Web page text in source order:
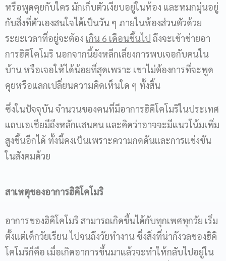
หรือพูดคุยกับใคร มักเก็บตัวเงียบอยู่ในห้อง และหมกมุ่นอยู่
กับสิ่งที่ตัวเองสนใจได้เป็นวัน ๆ ภายในห้องส่วนตัวด้วย
ระยะเวลาที่อยู่จะต้อง เกิน 6 เดือนขึ้นไป ถึงจะเข้าข่ายอา
การฮิคิโคโมริ นอกจากนี้ยังหลีกเลี่ยงการพบเจอกับคนใน
บ้าน หรือเจอให้ได้น้อยที่สุดเพราะ เขาไม่ต้องการที่จะพูด
คุยหรือแลกเปลี่ยนความคิดเห็นใด ๆ ทั้งสิ้น
ซึ่งในปัจจุบัน จำนวนของคนที่มีอาการฮิคิโคโมริในประเทศ
แถบเอเชียมีถึงหลักแสนคน และคิดว่าอาจจะมีแนวโน้มเพิ่ม
สูงขึ้นอีกได้ ทั้งนี้คงเป็นเพราะความกดดันและการแข่งขัน
ในสังคมด้วย
สาเหตุของอาการฮิคิโคโมริ
อาการของฮิคิโคโมริ สามารถเกิดขึ้นได้กับทุกเพศทุกวัย เริ่ม
ตั้งแต่เด็กวัยเรียน ไปจนถึงวัยทำงาน ซึ่งสิ่งที่น่ากังวลของฮิคิ
โคโมริก็คือ เมื่อเกิดอาการขึ้นมาแล้วจะทำให้กลับไปอยู่ใน